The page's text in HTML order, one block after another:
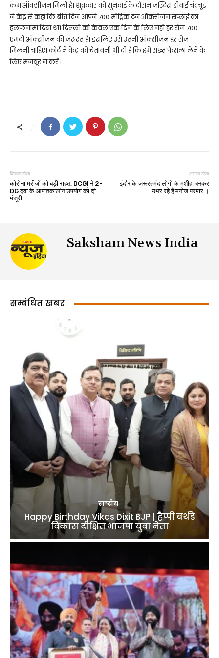
कम ऑक्सीजन मिली है। शुक्रवार को सुनवाई के दौरान जस्टिस डीवाई चंद्रचूड़
ने केंद्र से कहा कि बीते दिन आपने 700 मीट्रिक टन ऑक्सीजन सप्लाई का
हलफनामा दिया था। दिल्ली को केवल एक दिन के लिए नहीं हर रोज 700
एमटी ऑक्सीजन की जरूरत है। इसलिए उसे उतनी ऑक्सीजन हर रोज
मिलनी चाहिए। कोर्ट ने केंद्र को चेतावनी भी दी है कि हमें सख्त फैसला लेने के
लिए मजबूर न करें।
पिछला लेख
कोरोना मरीजों को बड़ी राहत, DCGI ने 2-
DG दवा के आपातकालीन उपयोग को दी
मंजूरी
अगला लेख
इंदौर के जरूरतमंद लोगो के मशीहा बनकर
उभर रहे है मनोज परमार ।
Saksham News India
सम्बंधित खबर
राष्ट्रीय
Happy Birthday Vikas Dixit BJP | हैप्पी बर्थडे
विकास दीक्षित भाजपा युवा नेता